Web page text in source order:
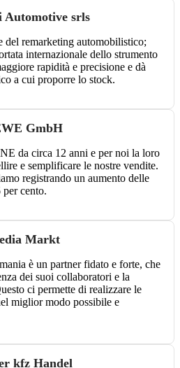
srls
del remarketing automobilistico;
internazionale dello strumento
rapidità e precisione e dà
a cui proporre lo stock.
GmbH
da circa 12 anni e per noi la loro
e semplificare le nostre vendite.
registrando un aumento delle
cento.
Markt
è un partner fidato e forte, che
dei suoi collaboratori e la
ci permette di realizzare le
miglior modo possibile e
kfz Handel